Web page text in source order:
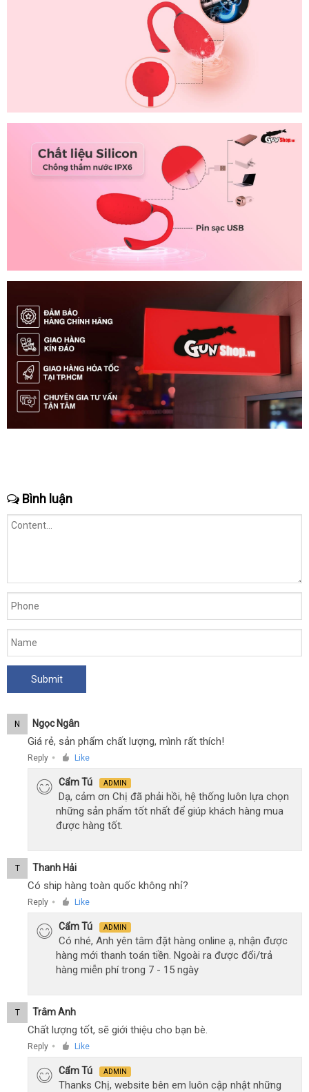
Bình luận
N Ngọc Ngân
Giá rẻ, sản phẩm chất lượng, mình rất thích!
Reply ● Like
Cẩm Tú ADMIN
Dạ, cảm ơn Chị đã phải hồi, hệ thống luôn lựa chọn
những sản phẩm tốt nhất để giúp khách hàng mua
được hàng tốt.
T Thanh Hải
Có ship hàng toàn quốc không nhỉ?
Reply ● Like
Cẩm Tú ADMIN
Có nhé, Anh yên tâm đặt hàng online ạ, nhận được
hàng mới thanh toán tiền. Ngoài ra được đổi/trả
hàng miễn phí trong 7 - 15 ngày
T Trâm Anh
Chất lượng tốt, sẽ giới thiệu cho bạn bè.
Reply ● Like
Cẩm Tú ADMIN
Thanks Chị, website bên em luôn cập nhật những